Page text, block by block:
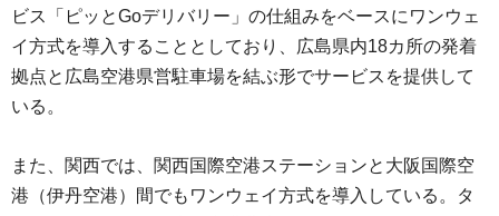
ビス「ピッとGoデリバリー」の仕組みをベースにワンウェ
イ方式を導入することとしており、広島県内18カ所の発着
拠点と広島空港県営駐車場を結ぶ形でサービスを提供して
いる。
また、関西では、関西国際空港ステーションと大阪国際空
港（伊丹空港）間でもワンウェイ方式を導入している。タ